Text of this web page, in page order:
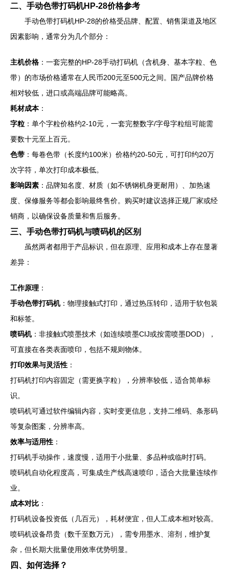
二、手动色带打码机HP-28价格参考
手动色带打码机HP-28的价格受品牌、配置、销售渠道及地区
因素影响，通常分为几个部分：
主机价格 ：一套完整的HP-28手动打码机（含机身、基本字粒、色
带）的市场价格通常在人民币200元至500元之间。国产品牌价格
相对较低，进口或高端品牌可能略高。
耗材成本：
字粒 ：单个字粒价格约2-10元，一套完整数字/字母字粒组可能需
要数十元至上百元。
色带 ：每卷色带（长度约100米）价格约20-50元，可打印约20万
次字符，单次打印成本极低。
影响因素 ：品牌知名度、材质（如不锈钢机身更耐用）、加热速
度、保修服务等都会影响最终售价。购买时建议选择正规厂家或经
销商，以确保设备质量和售后服务。
三、手动色带打码机与喷码机的区别
虽然两者都用于产品标识，但在原理、应用和成本上存在显著
差异：
工作原理 ：
手动色带打码机：物理接触式打印，通过热压转印，适用于软包装
和标签。
喷码机：非接触式喷墨技术（如连续喷墨CIJ或按需喷墨DOD），
可直接在各类表面喷印，包括不规则物体。
打印效果与灵活性 ：
打码机打印内容固定（需更换字粒），分辨率较低，适合简单标
识。
喷码机可通过软件编辑内容，实时变更信息，支持二维码、条形码
等复杂图案，分辨率高。
效率与适用性 ：
打码机手动操作，速度慢，适用于小批量、多品种或临时打码。
喷码机自动化程度高，可集成生产线高速喷印，适合大批量连续作
业。
成本对比 ：
打码机设备投资低（几百元），耗材便宜，但人工成本相对较高。
喷码机设备昂贵（数千至数万元），需专用墨水、溶剂，维护复
杂，但长期大批量使用效率优势明显。
四、如何选择？